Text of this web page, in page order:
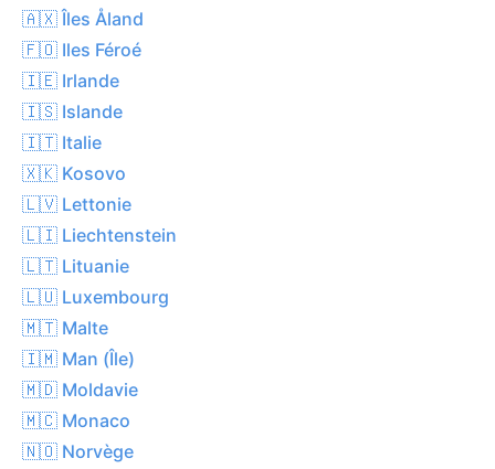
🇦🇽 Îles Åland
🇫🇴 Iles Féroé
🇮🇪 Irlande
🇮🇸 Islande
🇮🇹 Italie
🇽🇰 Kosovo
🇱🇻 Lettonie
🇱🇮 Liechtenstein
🇱🇹 Lituanie
🇱🇺 Luxembourg
🇲🇹 Malte
🇮🇲 Man (Île)
🇲🇩 Moldavie
🇲🇨 Monaco
🇳🇴 Norvège